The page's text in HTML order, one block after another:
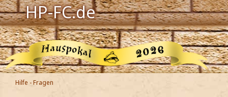
HP-FC.de
Navigation
Harry Potter
Der HP-FC
Hilfe - Fragen